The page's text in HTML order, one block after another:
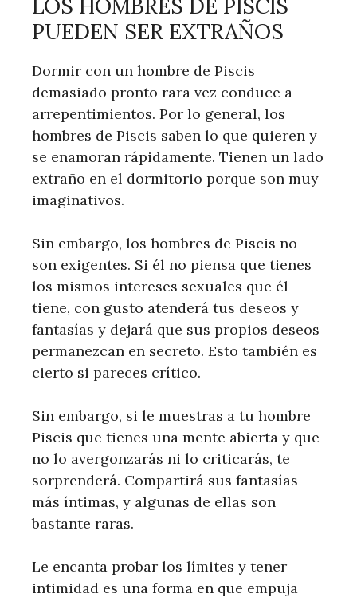
LOS HOMBRES DE PISCIS
PUEDEN SER EXTRAÑOS
Dormir con un hombre de Piscis
demasiado pronto rara vez conduce a
arrepentimientos. Por lo general, los
hombres de Piscis saben lo que quieren y
se enamoran rápidamente. Tienen un lado
extraño en el dormitorio porque son muy
imaginativos.
Sin embargo, los hombres de Piscis no
son exigentes. Si él no piensa que tienes
los mismos intereses sexuales que él
tiene, con gusto atenderá tus deseos y
fantasías y dejará que sus propios deseos
permanezcan en secreto. Esto también es
cierto si pareces crítico.
Sin embargo, si le muestras a tu hombre
Piscis que tienes una mente abierta y que
no lo avergonzarás ni lo criticarás, te
sorprenderá. Compartirá sus fantasías
más íntimas, y algunas de ellas son
bastante raras.
Le encanta probar los límites y tener
intimidad es una forma en que empuja